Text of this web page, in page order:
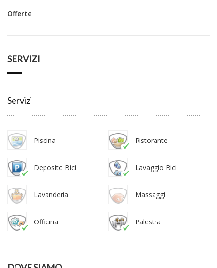
Offerte
SERVIZI
Servizi
Piscina Ristorante
Deposito Bici Lavaggio Bici
Lavanderia Massaggi
Officina Palestra